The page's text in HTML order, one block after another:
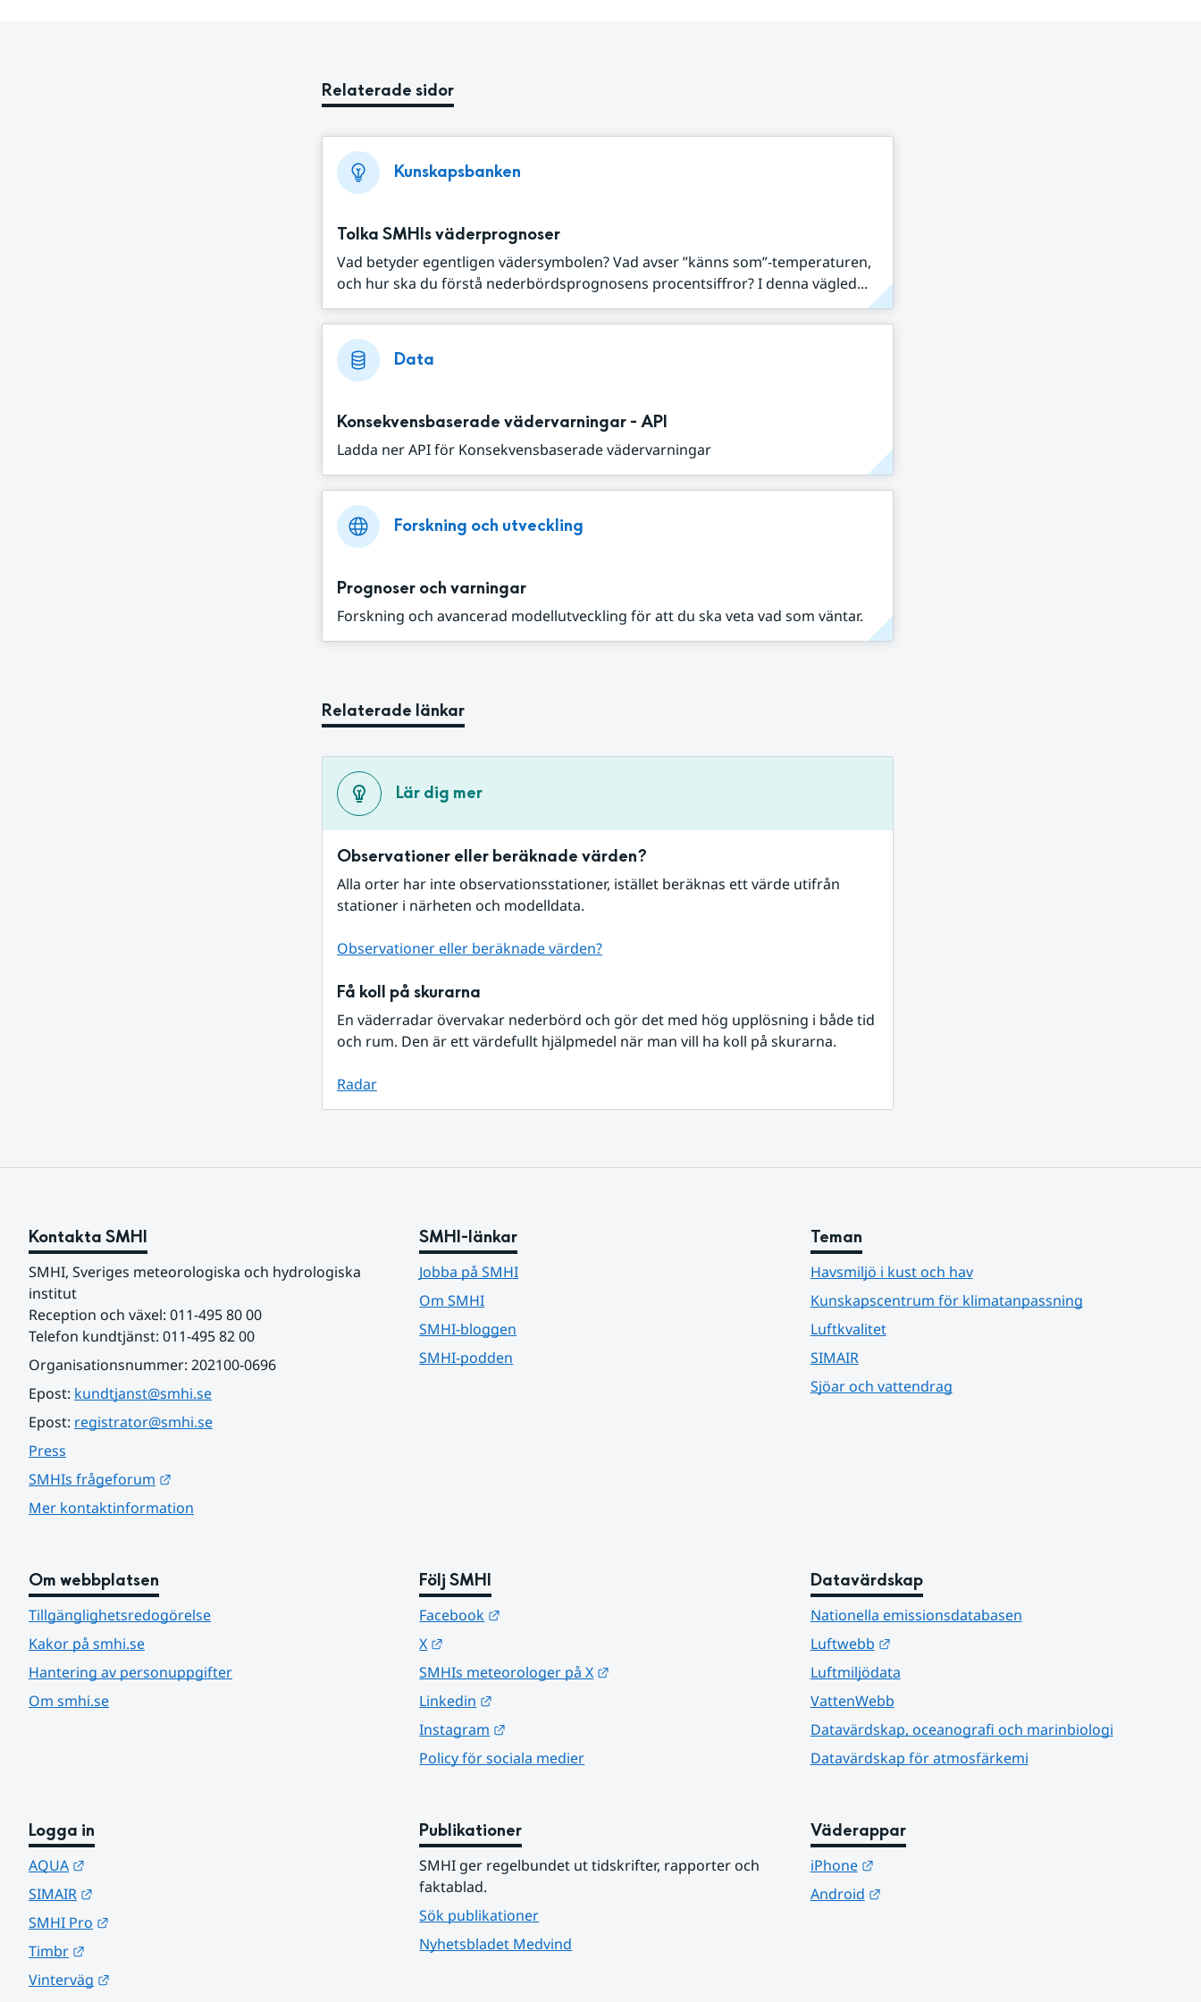
Relaterade sidor
Kunskapsbanken
Tolka SMHIs väderprognoser
Vad betyder egentligen vädersymbolen? Vad avser ”känns som”-temperaturen,
och hur ska du förstå nederbördsprognosens procentsiffror? I denna vägled...
Data
Konsekvensbaserade vädervarningar - API
Ladda ner API för Konsekvensbaserade vädervarningar
Forskning och utveckling
Prognoser och varningar
Forskning och avancerad modellutveckling för att du ska veta vad som väntar.
Relaterade länkar
Lär dig mer
Observationer eller beräknade värden?
Alla orter har inte observationsstationer, istället beräknas ett värde utifrån
stationer i närheten och modelldata.
Observationer eller beräknade värden?
Få koll på skurarna
En väderradar övervakar nederbörd och gör det med hög upplösning i både tid
och rum. Den är ett värdefullt hjälpmedel när man vill ha koll på skurarna.
Radar
Kontakta SMHI
SMHI, Sveriges meteorologiska och hydrologiska
institut
Reception och växel: 011-495 80 00
Telefon kundtjänst: 011-495 82 00
Organisationsnummer: 202100-0696
Epost: kundtjanst@smhi.se
Epost: registrator@smhi.se
Press
SMHIs frågeforum
Mer kontaktinformation
SMHI-länkar
Jobba på SMHI
Om SMHI
SMHI-bloggen
SMHI-podden
Teman
Havsmiljö i kust och hav
Kunskapscentrum för klimatanpassning
Luftkvalitet
SIMAIR
Sjöar och vattendrag
Om webbplatsen
Tillgänglighetsredogörelse
Kakor på smhi.se
Hantering av personuppgifter
Om smhi.se
Följ SMHI
Facebook
X
SMHIs meteorologer på X
Linkedin
Instagram
Policy för sociala medier
Datavärdskap
Nationella emissionsdatabasen
Luftwebb
Länk till annan webbplats.
Luftmiljödata
VattenWebb
Datavärdskap, oceanografi och marinbiologi
Datavärdskap för atmosfärkemi
Logga in
AQUA
SIMAIR
SMHI Pro
Timbr
Vinterväg
Publikationer
SMHI ger regelbundet ut tidskrifter, rapporter och
faktablad.
Sök publikationer
Nyhetsbladet Medvind
Väderappar
iPhone
Länk till annan webbplats.
Android
Länk till annan webbplats.